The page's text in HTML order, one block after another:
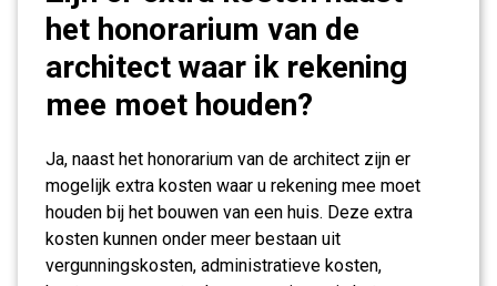
het honorarium van de
architect waar ik rekening
mee moet houden?
Ja, naast het honorarium van de architect zijn er
mogelijk extra kosten waar u rekening mee moet
houden bij het bouwen van een huis. Deze extra
kosten kunnen onder meer bestaan uit
vergunningskosten, administratieve kosten,